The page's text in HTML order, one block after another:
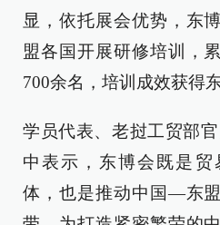
显，依托展会优势，东
盟各国开展研修培训，
700余名，培训成效获得
学员代表、老挝工贸部
中表示，东博会既是
体，也是推动中国—东